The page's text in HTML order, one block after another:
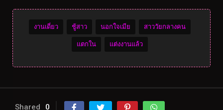
งานเดี่ยว ชู้สาว นอกใจเมีย สาววัยกลางคน
แตกใน แต่งงานแล้ว
Shared 0